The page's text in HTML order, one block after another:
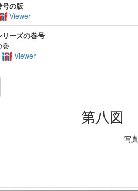
の版
Viewer
リーズの巻号
Viewer
第八図
写